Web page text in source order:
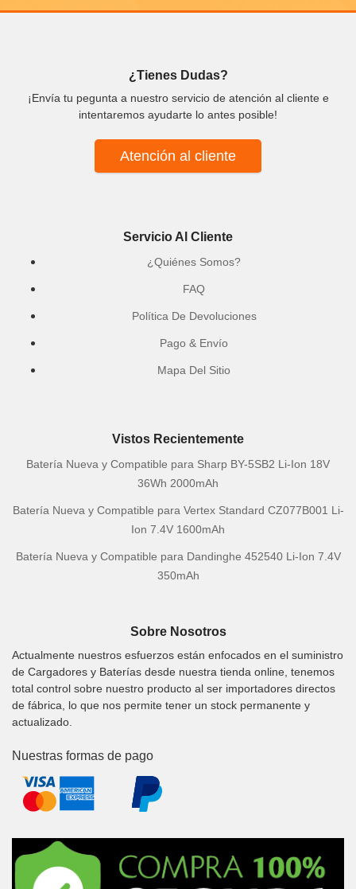
¿Tienes Dudas?
¡Envía tu pegunta a nuestro servicio de atención al cliente e
intentaremos ayudarte lo antes posible!
Atención al cliente
Servicio Al Cliente
¿Quiénes Somos?
FAQ
Política De Devoluciones
Pago & Envío
Mapa Del Sitio
Vistos Recientemente
Batería Nueva y Compatible para Sharp BY-5SB2 Li-Ion 18V
36Wh 2000mAh
Batería Nueva y Compatible para Vertex Standard CZ077B001 Li-
Ion 7.4V 1600mAh
Batería Nueva y Compatible para Dandinghe 452540 Li-Ion 7.4V
350mAh
Sobre Nosotros
Actualmente nuestros esfuerzos están enfocados en el suministro
de Cargadores y Baterías desde nuestra tienda online, tenemos
total control sobre nuestro producto al ser importadores directos
de fábrica, lo que nos permite tener un stock permanente y
actualizado.
Nuestras formas de pago